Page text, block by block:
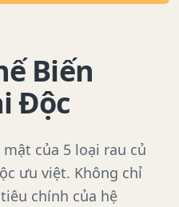
Biến
Độc
của 5 loại rau củ
ưu việt. Không chỉ
chính của hệ